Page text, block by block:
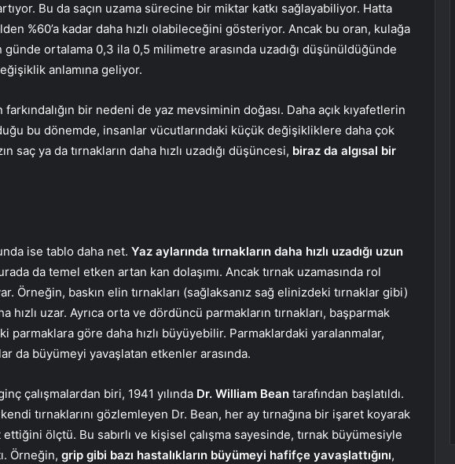
Bu da saçın uzama sürecine bir miktar katkı sağlayabiliyor. Hatta
%60’a kadar daha hızlı olabileceğini gösteriyor. Ancak bu oran, kulağa
günde ortalama 0,3 ila 0,5 milimetre arasında uzadığı düşünüldüğünde
anlamına geliyor.
bir nedeni de yaz mevsiminin doğası. Daha açık kıyafetlerin
bu dönemde, insanlar vücutlarındaki küçük değişikliklere daha çok
saç ya da tırnakların daha hızlı uzadığı düşüncesi, biraz da algısal bir
ise tablo daha net. Yaz aylarında tırnakların daha hızlı uzadığı uzun
da temel etken artan kan dolaşımı. Ancak tırnak uzamasında rol
Örneğin, baskın elin tırnakları (sağlaksanız sağ elinizdeki tırnaklar gibi)
uzar. Ayrıca orta ve dördüncü parmakların tırnakları, başparmak
parmaklara göre daha hızlı büyüyebilir. Parmaklardaki yaralanmalar,
da büyümeyi yavaşlatan etkenler arasında.
çalışmalardan biri, 1941 yılında Dr. William Bean tarafından başlatıldı.
kendi tırnaklarını gözlemleyen Dr. Bean, her ay tırnağına bir işaret koyarak
ölçtü. Bu sabırlı ve kişisel çalışma sayesinde, tırnak büyümesiyle
Örneğin, grip gibi bazı hastalıkların büyümeyi hafifçe yavaşlattığını,